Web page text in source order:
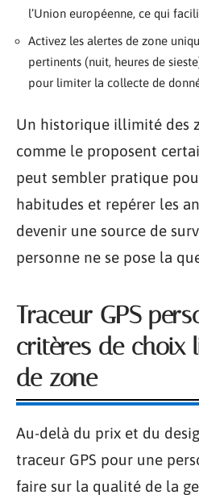
l’Union européenne, ce qui
Activez les alertes de zone
pertinents (nuit, heures de
pour limiter la collecte de
Un historique illimité des
comme le proposent
peut sembler pratique
habitudes et repérer les
devenir une source de
personne ne se pose la
Traceur GPS
critères de choix
de zone
Au-delà du prix et du
traceur GPS pour une
faire sur la qualité de la